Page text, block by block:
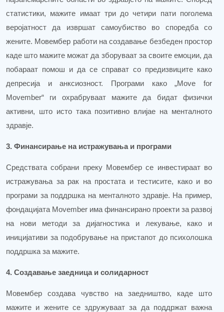
статистики, мажите имаат три до четири пати поголема
веројатност да извршат самоубиство во споредба со
жените. Мовембер работи на создавање безбеден простор
каде што мажите можат да зборуваат за своите емоции, да
побараат помош и да се справат со предизвиците како
депресија и анксиозност. Програми како „Move
for
Movember“ ги охрабруваат мажите да бидат физички
активни, што исто така позитивно влијае на менталното
здравје.
3. Финансирање на истражувања и програми
Средствата собрани преку Мовембер се инвестираат во
истражувања за рак на простата и тестисите, како и во
програми за поддршка на менталното здравје. На пример,
фондацијата Movember има финансирано проекти за развој
на нови методи за дијагностика и лекување, како и
иницијативи за подобрување на пристапот до психолошка
поддршка за мажите.
4. Создавање заедница и солидарност
Мовембер создава чувство на заедништво, каде што
мажите и жените се здружуваат за да поддржат важна